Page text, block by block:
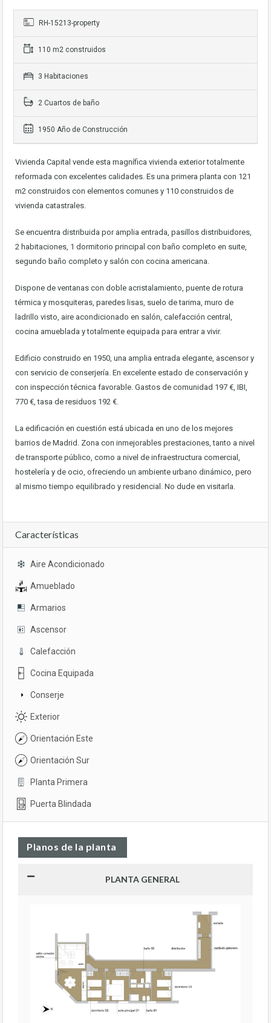
RH-15213-property
110 m2 construidos
3 Habitaciones
2 Cuartos de baño
1950 Año de Construcción
Vivienda Capital vende esta magnífica vivienda exterior totalmente
reformada con excelentes calidades. Es una primera planta con 121
m2 construidos con elementos comunes y 110 construidos de
vivienda catastrales.
Se encuentra distribuida por amplia entrada, pasillos distribuidores,
2 habitaciones, 1 dormitorio principal con baño completo en suite,
segundo baño completo y salón con cocina americana.
Dispone de ventanas con doble acristalamiento, puente de rotura
térmica y mosquiteras, paredes lisas, suelo de tarima, muro de
ladrillo visto, aire acondicionado en salón, calefacción central,
cocina amueblada y totalmente equipada para entrar a vivir.
Edificio construido en 1950, una amplia entrada elegante, ascensor y
con servicio de conserjería. En excelente estado de conservación y
con inspección técnica favorable. Gastos de comunidad 197 €, IBI,
770 €, tasa de residuos 192 €.
La edificación en cuestión está ubicada en uno de los mejores
barrios de Madrid. Zona con inmejorables prestaciones, tanto a nivel
de transporte público, como a nivel de infraestructura comercial,
hostelería y de ocio, ofreciendo un ambiente urbano dinámico, pero
al mismo tiempo equilibrado y residencial. No dude en visitarla.
Características
Aire Acondicionado
Amueblado
Armarios
Ascensor
Calefacción
Cocina Equipada
Conserje
Exterior
Orientación Este
Orientación Sur
Planta Primera
Puerta Blindada
Planos de la planta
PLANTA GENERAL